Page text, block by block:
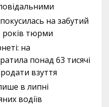
на забутий
років тюрми
на
понад 63 тисячі
взуття
в липні
водіїв